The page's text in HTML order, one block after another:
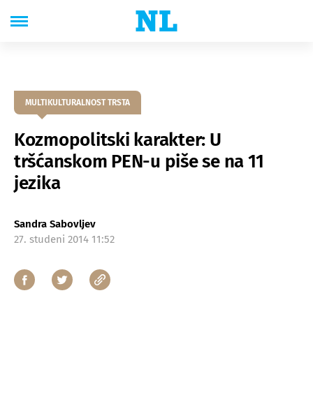
MULTIKULTURALNOST TRSTA
Kozmopolitski karakter: U
tršćanskom PEN-u piše se na 11
jezika
Sandra Sabovljev
27. studeni 2014 11:52